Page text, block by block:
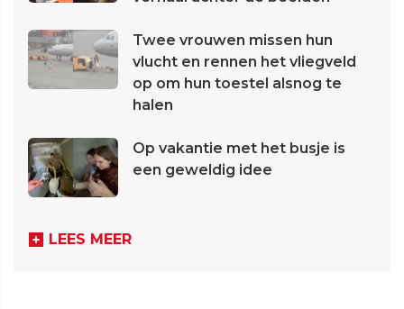
Twee vrouwen missen hun
vlucht en rennen het vliegveld
op om hun toestel alsnog te
halen
Op vakantie met het busje is
een geweldig idee
LEES MEER